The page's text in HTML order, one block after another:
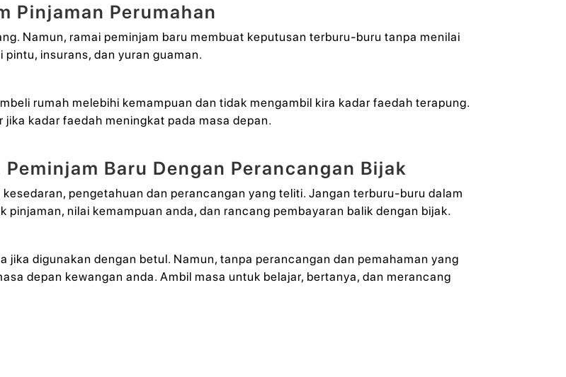
Pinjaman Perumahan
Namun, ramai peminjam baru membuat keputusan terburu-buru tanpa menilai
insurans, dan yuran guaman.
rumah melebihi kemampuan dan tidak mengambil kira kadar faedah terapung.
kadar faedah meningkat pada masa depan.
Baru Dengan Perancangan Bijak
pengetahuan dan perancangan yang teliti. Jangan terburu-buru dalam
nilai kemampuan anda, dan rancang pembayaran balik dengan bijak.
jika digunakan dengan betul. Namun, tanpa perancangan dan pemahaman yang
depan kewangan anda. Ambil masa untuk belajar, bertanya, dan merancang